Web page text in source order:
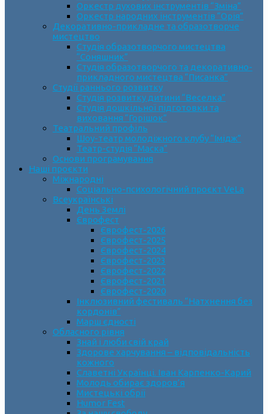
Оркестр духових інструментів “Зміна”
Оркестр народних інструментів “Орія”
Декоративно-прикладне та образотворче
мистецтво
Cтудія образотворчого мистецтва
“Соняшник”
Студія образотворчого та декоративно-
прикладного мистецтва “Писанка”
Студії раннього розвитку
Студія розвитку дитини “Веселка”
Студія дошкільної підготовки та
виховання “Горішок”
Театральний профіль
Шоу-театр молодіжного клубу “Імідж”
Театр-студія “Маска”
Основи програмування
Наші проєкти
Міжнародні
Соціально-психологічний проєкт VeLa
Всеукраїнські
День Землі
Єврофест
Єврофест-2026
Єврофест-2025
Єврофест-2024
Єврофест-2023
Єврофест-2022
Єврофест-2021
Єврофест-2020
Інклюзивний фестиваль “Натхнення без
кордонів”
Марш єдності
Обласного рівня
Знай і люби свій край
Здорове харчування – відповідальність
кожного
Славетні Українці. Іван Карпенко-Карий
Молодь обирає здоров’я
Мистецькі обрії
Humor Fest